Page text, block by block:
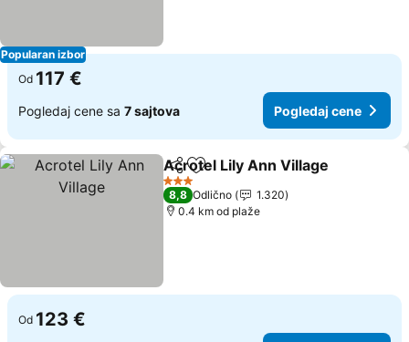
Popularan izbor
Od 117 €
Pogledaj cene sa 7 sajtova Pogledaj cene
Deli Dodati u favorite
Acrotel Lily Ann Village
3 Zvezdice
8,8 Odlično
1.320
0.4 km od plaže
Od 123 €